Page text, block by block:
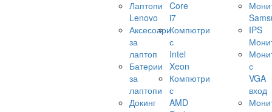
Лаптопи
Lenovo
Аксесоари
за
лаптоп
Батерии
за
лаптопи
Докинг
Core
i7
Компютри
с
Intel
Xeon
Компютри
с
AMD
IPS
с
VGA
вход